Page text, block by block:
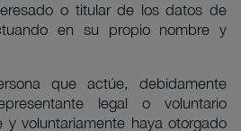
o titular de los datos de
en su propio nombre y
que actúe, debidamente
legal o voluntario
y voluntariamente haya otorgado